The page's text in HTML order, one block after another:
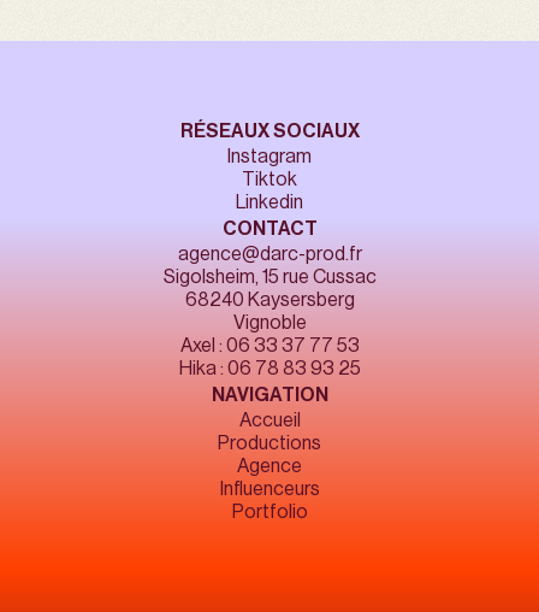
RÉSEAUX SOCIAUX
Instagram
Tiktok
Linkedin
CONTACT
agence@darc-prod.fr
Sigolsheim, 15 rue Cussac
68240 Kaysersberg
Vignoble
Axel : 06 33 37 77 53
Hika : 06 78 83 93 25
NAVIGATION
Accueil
Productions
Agence
Influenceurs
Portfolio